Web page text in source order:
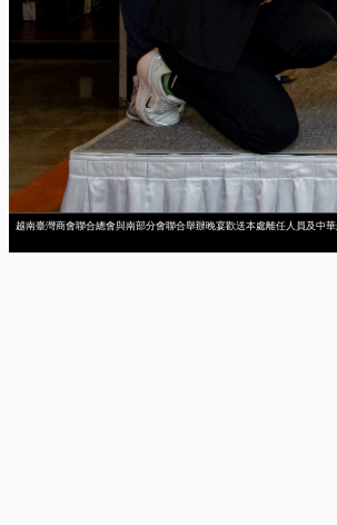
越南臺灣商會聯合總會與南部分會聯合舉辦晚宴歡送本處離任人員及中